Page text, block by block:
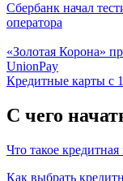
Сбербанк начал
оператора
«Золотая Корона»
UnionPay
Кредитные карты с
С чего
Что такое
Как выбрать